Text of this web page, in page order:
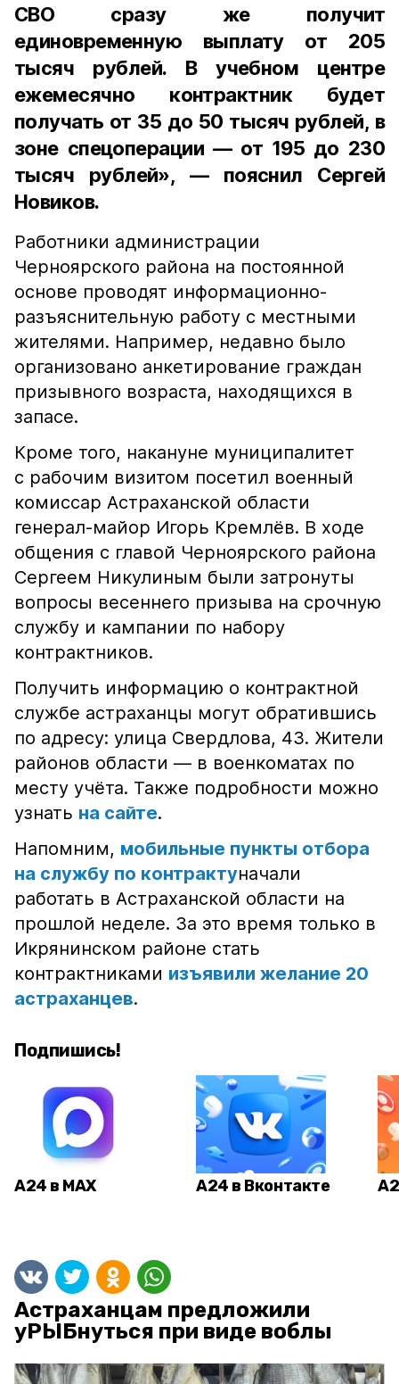
СВО сразу же получит
единовременную выплату от 205
тысяч рублей. В учебном центре
ежемесячно контрактник будет
получать от 35 до 50 тысяч рублей, в
зоне спецоперации — от 195 до 230
тысяч рублей», — пояснил Сергей
Новиков.
Работники администрации
Черноярского района на постоянной
основе проводят информационно-
разъяснительную работу с местными
жителями. Например, недавно было
организовано анкетирование граждан
призывного возраста, находящихся в
запасе.
Кроме того, накануне муниципалитет
с рабочим визитом посетил военный
комиссар Астраханской области
генерал-майор Игорь Кремлёв. В ходе
общения с главой Черноярского района
Сергеем Никулиным были затронуты
вопросы весеннего призыва на срочную
службу и кампании по набору
контрактников.
Получить информацию о контрактной
службе астраханцы могут обратившись
по адресу: улица Свердлова, 43. Жители
районов области — в военкоматах по
месту учёта. Также подробности можно
узнать на сайте.
Напомним, мобильные пункты отбора
на службу по контрактуначали
работать в Астраханской области на
прошлой неделе. За это время только в
Икрянинском районе стать
контрактниками изъявили желание 20
астраханцев.
Подпишись!
А24 в MAX А24 в Вконтакте
Астраханцам предложили
уРЫБнуться при виде воблы